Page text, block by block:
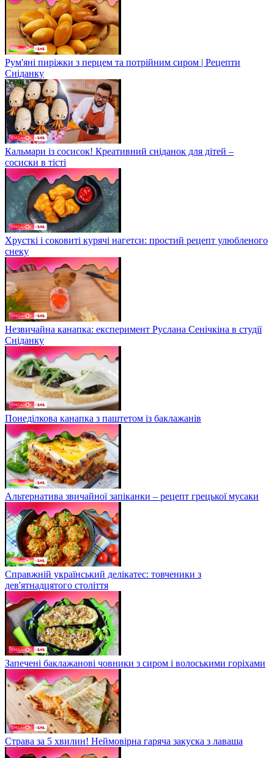
Рум'яні пиріжки з перцем та потрійним сиром | Рецепти
Сніданку
Кальмари із сосисок! Креативний сніданок для дітей –
сосиски в тісті
Хрусткі і соковиті курячі нагетси: простий рецепт улюбленого
снеку
Незвичайна канапка: експеримент Руслана Сенічкіна в студії
Сніданку
Понеділкова канапка з паштетом із баклажанів
Альтернатива звичайної запіканки – рецепт грецької мусаки
Справжній український делікатес: товченики з
дев'ятнадцятого століття
Запечені баклажанові човники з сиром і волоськими горіхами
Страва за 5 хвилин! Неймовірна гаряча закуска з лаваша